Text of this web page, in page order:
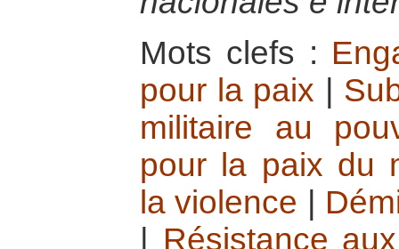
Mots clefs :
pour la paix
militaire au
pour la paix du
la violence
Résistance